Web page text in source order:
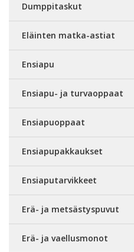
Dumppitaskut
Eläinten matka-astiat
Ensiapu
Ensiapu- ja turvaoppaat
Ensiapuoppaat
Ensiapupakkaukset
Ensiaputarvikkeet
Erä- ja metsästyspuvut
Erä- ja vaellusmonot